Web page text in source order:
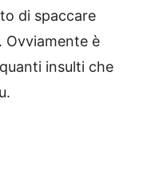
di spaccare
Ovviamente è
insulti che